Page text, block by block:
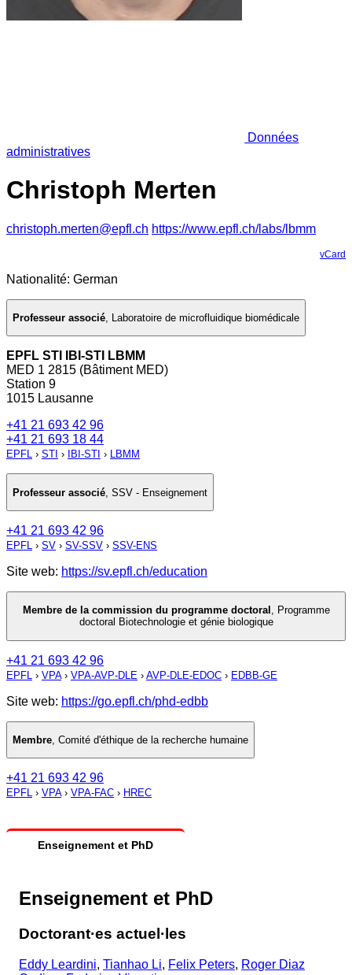
Données
administratives
Christoph Merten
christoph.merten@epfl.ch https://www.epfl.ch/labs/lbmm
vCard
Nationalité: German
Professeur associé, Laboratoire de microfluidique biomédicale
EPFL STI IBI-STI LBMM
MED 1 2815 (Bâtiment MED)
Station 9
1015 Lausanne
+41 21 693 42 96
+41 21 693 18 44
EPFL › STI › IBI-STI › LBMM
Professeur associé SSV - Enseignement
+41 21 693 42 96
EPFL › SV › SV-SSV › SSV-ENS
Site web: https://sv.epfl.ch/education
Membre de la commission du programme doctoral , Programme
doctoral Biotechnologie et génie biologique
+41 21 693 42 96
EPFL › VPA› VPA-AVP-DLE › AVP-DLE-EDOC › EDBB-GE
Site web: https://go.epfl.ch/phd-edbb
Membre, Comité d'éthique de la recherche humaine
+41 21 693 42 96
EPFL › VPA› VPA-FAC › HREC
Enseignement et PhD
Enseignement et PhD
Doctorant·es actuel·les
Eddy Leardini, Tianhao Li, Felix Peters, Roger Diaz